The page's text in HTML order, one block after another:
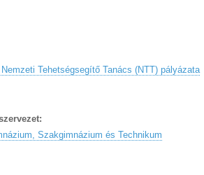
Tehetségsegítő Tanács (NTT) pályázata
Szakgimnázium és Technikum